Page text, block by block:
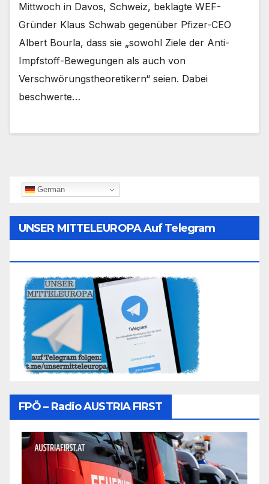
Mittwoch in Davos, Schweiz, beklagte WEF-
Gründer Klaus Schwab gegenüber Pfizer-CEO
Albert Bourla, dass sie „sowohl Ziele der Anti-
Impfstoff-Bewegungen als auch von
Verschwörungstheoretikern“ seien. Dabei
beschwerte…
German
UNSER MITTELEUROPA Auf Telegram
FPÖ – Radio AUSTRIA FIRST